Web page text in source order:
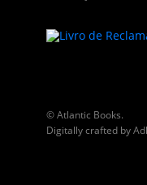
© Atlantic Books.
Digitally crafted by